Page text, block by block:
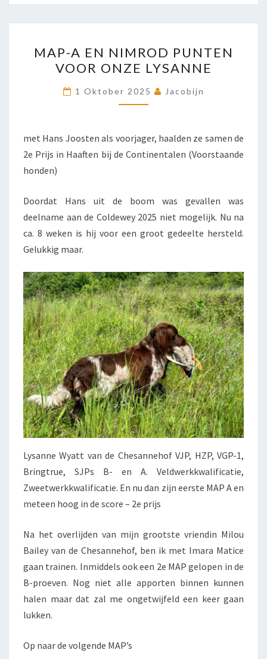
A
EN
NIMROD
PUNTEN
ONZE
LYSANNE
MAP-A EN NIMROD PUNTEN
VOOR ONZE LYSANNE
1 Oktober 2025 Jacobijn
met Hans Joosten als voorjager, haalden ze samen de
2e Prijs in Haaften bij de Continentalen (Voorstaande
honden)
Doordat Hans uit de boom was gevallen was
deelname aan de Coldewey 2025 niet mogelijk. Nu na
ca. 8 weken is hij voor een groot gedeelte hersteld.
Gelukkig maar.
Lysanne Wyatt van de Chesannehof VJP, HZP, VGP-1,
Bringtrue, SJPs B- en A. Veldwerkkwalificatie,
Zweetwerkkwalificatie. En nu dan zijn eerste MAP A en
meteen hoog in de score – 2e prijs
Na het overlijden van mijn grootste vriendin Milou
Bailey van de Chesannehof, ben ik met Imara Matice
gaan trainen. Inmiddels ook een 2e MAP gelopen in de
B-proeven. Nog niet alle apporten binnen kunnen
halen maar dat zal me ongetwijfeld een keer gaan
lukken.
Op naar de volgende MAP’s